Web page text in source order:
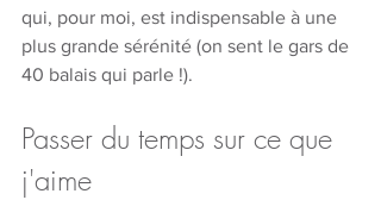
qui, pour moi, est indispensable à une
plus grande sérénité (on sent le gars de
40 balais qui parle !).
Passer du temps sur ce que
j'aime